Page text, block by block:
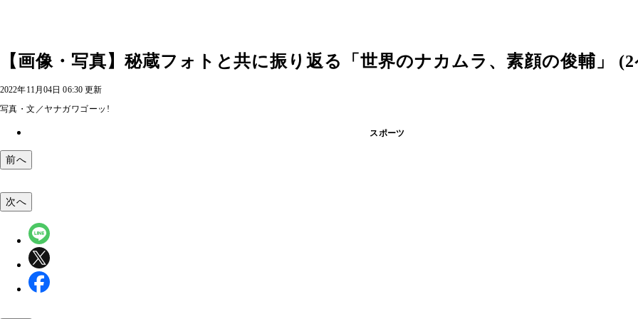
【画像・写真】秘蔵フォトと共に振り返る「世界のナカムラ、素顔の俊輔」
2022年11月04日 06:30 更新
写真・文／ヤナガワゴーッ!
スポーツ
前へ
次へ